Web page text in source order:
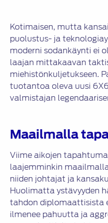
Kotimaisen, mutta
puolustus- ja
moderni sodankäynti ei
laajan mittakaavan
miehistönkuljetukseen.
tuotantoa oleva uusi
valmistajan
Maailmalla
Viime aikojen
laajemminkin
niiden johtajat ja
Huolimatta ystävyyden
tahdon diplomaattisista
ilmenee pahuutta ja